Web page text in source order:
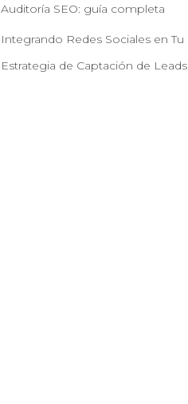
Auditoría SEO: guía completa
Integrando Redes Sociales en Tu
Estrategia de Captación de Leads